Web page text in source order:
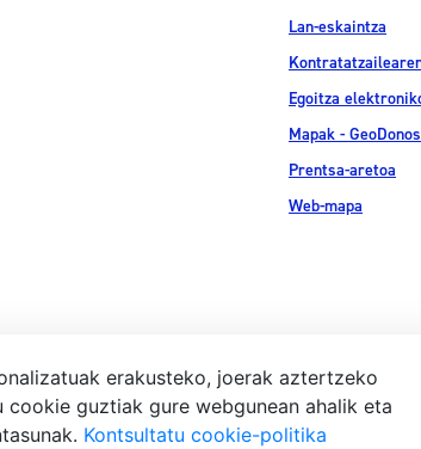
Lan-eskaintza
Egoitza
Mapak -
Prentsa-aretoa
Web-mapa
Lege-
erakusteko, joerak aztertzeko
guztiak gure webgunean ahalik eta
Kontsultatu cookie-politika